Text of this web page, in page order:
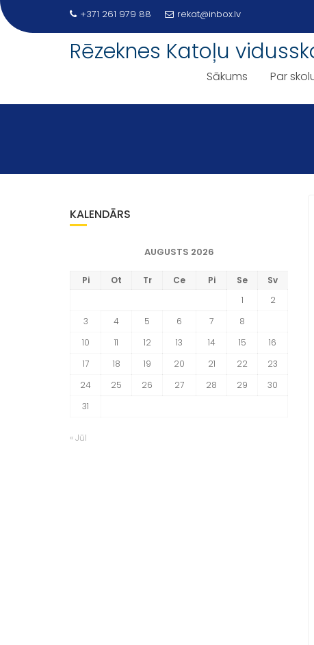
Skip
to
+371 261 979 88 rekat@inbox.lv
Rēzeknes Katoļu
Sākums Par
KALENDĀRS
AUGUSTS 2026
Pi Ot Tr Ce Pi Se
Sv
1
2
3
4 5 6 7 8
10
11 12 13 14 15
16
17
18 19 20 21 22
23
24
25 26 27 28 29
30
31
« Jūl